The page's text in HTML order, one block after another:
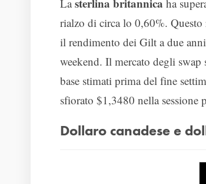
Lasterlina britannica ha
rialzo di circa lo 0,60%.
il rendimento dei Gilt a due
weekend. Il mercato degli swap
base stimati prima del fine
sfiorato $1,3480 nella sessione
Dollaro canadese e